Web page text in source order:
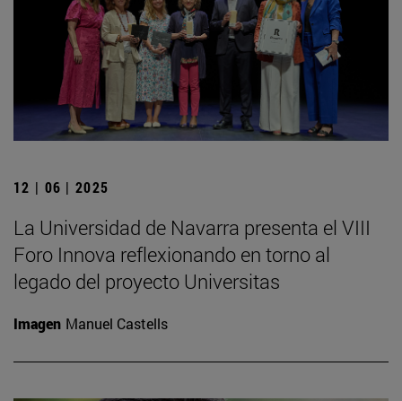
12 | 06 | 2025
La Universidad de Navarra presenta el VIII
Foro Innova reflexionando en torno al
legado del proyecto Universitas
Imagen Manuel Castells